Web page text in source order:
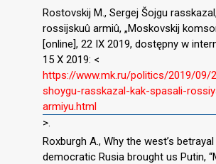
Rostovskij M., Sergej Šojgu
rossijskuû armiû, „Moskovskij
[online], 22 IX 2019, dostępny w
15 X 2019: <
https://www.mk.ru/politics/2019/09/
shoygu-rasskazal-kak-spasali-
armiyu.html
>.
Roxburgh A., Why the west’s
democratic Rusia brought us Putin,